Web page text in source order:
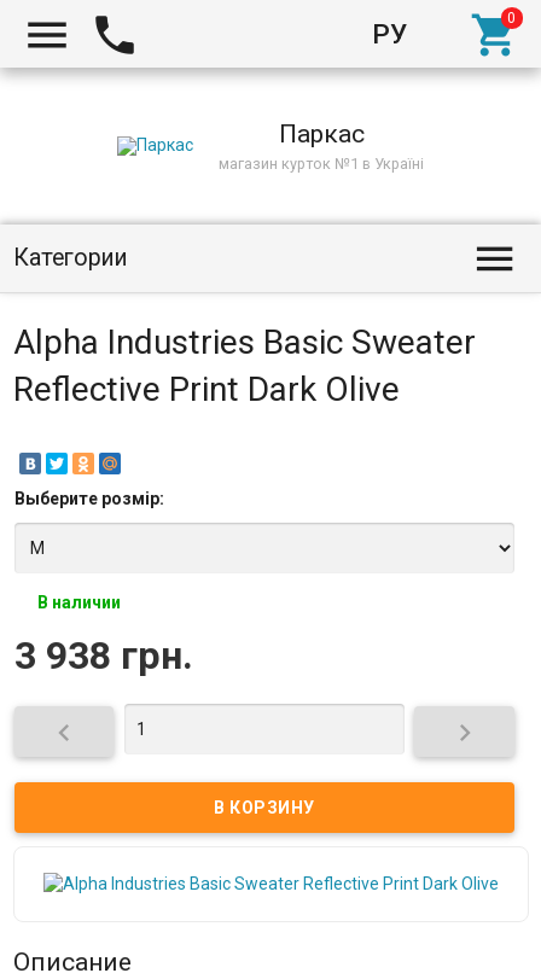
РУ
  
Паркас
магазин курток №1 в Україні
Категории 
Alpha Industries Basic Sweater
Reflective Print Dark Olive
Выберите розмір:
В наличии
3 938 грн.
 
Описание